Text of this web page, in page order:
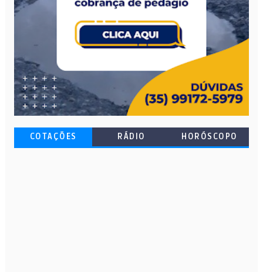
COTAÇÕES RÁDIO HORÓSCOPO